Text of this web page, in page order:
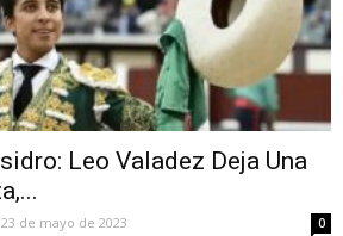
Leo Valadez Deja Una
23 de mayo de 2023 0